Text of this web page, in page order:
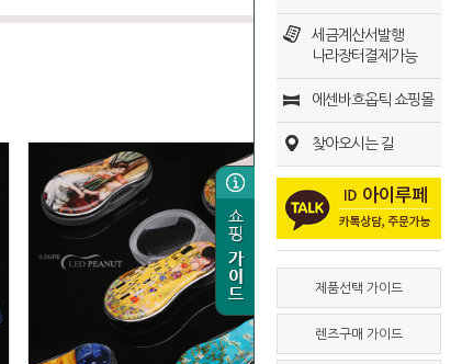
세금계산서발행
나라장터결제가능
에센바흐옵틱 쇼핑몰
찾아오시는 길
제품선택 가이드
렌즈구매 가이드